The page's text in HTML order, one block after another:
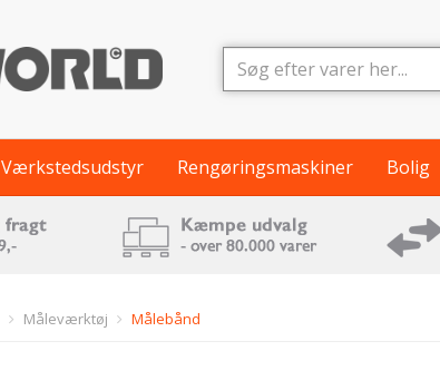
Værkstedsudstyr Rengøringsmaskiner Bolig
Måleværktøj Målebånd